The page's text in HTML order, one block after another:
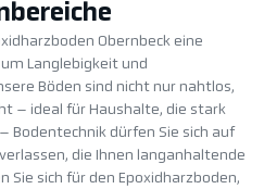
Obernbeck eine
Langlebigkeit und
Böden sind nicht nur nahtlos,
– ideal für Haushalte, die stark
Bodentechnik dürfen Sie sich auf
die Ihnen langanhaltende
Sie sich für den Epoxidharzboden,